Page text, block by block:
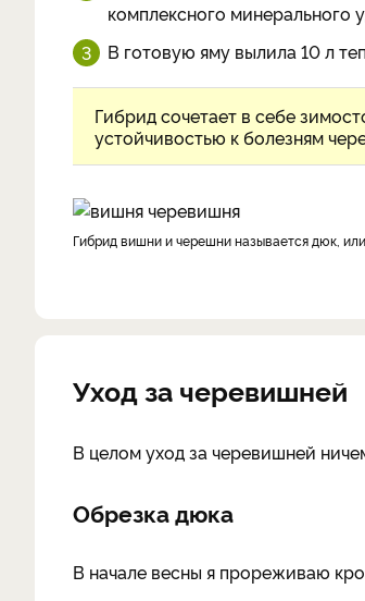
комплексного минерального
В готовую яму вылила 10 л
Гибрид сочетает в себе
устойчивостью к болезням
Гибрид вишни и черешни называется дюк,
Уход за черевишней
В целом уход за черевишней
Обрезка дюка
В начале весны я прореживаю